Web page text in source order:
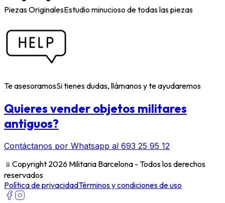
Piezas OriginalesEstudio minucioso de todas las piezas
Te asesoramosSi tienes dudas, llámanos y te ayudaremos
Quieres vender objetos militares
antiguos?
Contáctanos por Whatsapp al 693 25 95 12
﹫ Copyright 2026 Militaria Barcelona - Todos los derechos
reservados
Política de privacidadTérminos y condiciones de uso